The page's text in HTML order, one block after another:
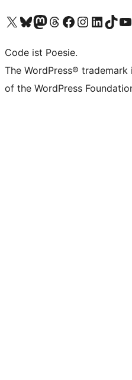
Unser X-Konto (früher Twitter) besuchen
Unser Bluesky-Konto besuchen
Unser Mastodon-Konto besuchen
Unser Threads-Konto besuchen
Unsere Facebook-Seite besuchen
Unser Instagram-Konto
Unser LinkedIn-
Unser
Code ist Poesie.
The WordPress®
of the WordPress